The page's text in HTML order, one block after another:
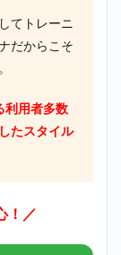
てトレーニ
だからこそ
利用者多数
たスタイル
！／